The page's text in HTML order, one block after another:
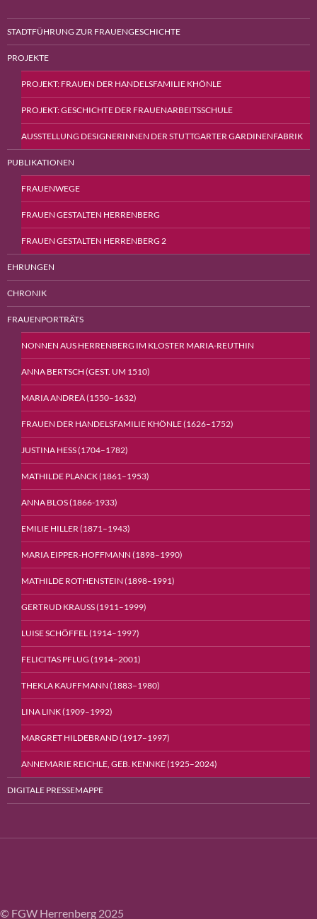
STADTFÜHRUNG ZUR FRAUENGESCHICHTE
PROJEKTE
PROJEKT: FRAUEN DER HANDELSFAMILIE KHÖNLE
PROJEKT: GESCHICHTE DER FRAUENARBEITSSCHULE
AUSSTELLUNG DESIGNERINNEN DER STUTTGARTER GARDINENFABRIK
PUBLIKATIONEN
FRAUENWEGE
FRAUEN GESTALTEN HERRENBERG
FRAUEN GESTALTEN HERRENBERG 2
EHRUNGEN
CHRONIK
FRAUENPORTRÄTS
NONNEN AUS HERRENBERG IM KLOSTER MARIA-REUTHIN
ANNA BERTSCH (GEST. UM 1510)
MARIA ANDREÄ (1550–1632)
FRAUEN DER HANDELSFAMILIE KHÖNLE (1626–1752)
JUSTINA HESS (1704–1782)
MATHILDE PLANCK (1861–1953)
ANNA BLOS (1866-1933)
EMILIE HILLER (1871–1943)
MARIA EIPPER-HOFFMANN (1898–1990)
MATHILDE ROTHENSTEIN (1898–1991)
GERTRUD KRAUSS (1911–1999)
LUISE SCHÖFFEL (1914–1997)
FELICITAS PFLUG (1914–2001)
THEKLA KAUFFMANN (1883−1980)
LINA LINK (1909–1992)
MARGRET HILDEBRAND (1917–1997)
ANNEMARIE REICHLE, GEB. KENNKE (1925–2024)
DIGITALE PRESSEMAPPE
© FGW Herrenberg 2025